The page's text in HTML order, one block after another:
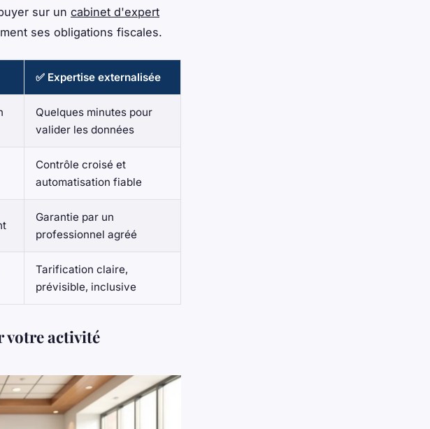
sur un cabinet d'expert
ses obligations fiscales.
✅ Expertise externalisée
Quelques minutes pour
valider les données
Contrôle croisé et
automatisation fiable
Garantie par un
professionnel agréé
Tarification claire,
prévisible, inclusive
votre activité